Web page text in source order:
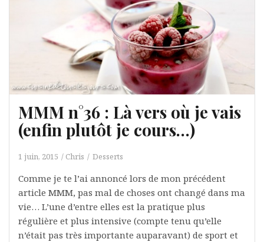
MMM n°36 : Là vers où je vais
(enfin plutôt je cours…)
1 juin, 2015 Chris Desserts
Comme je te l’ai annoncé lors de mon précédent
article MMM, pas mal de choses ont changé dans ma
vie… L’une d’entre elles est la pratique plus
régulière et plus intensive (compte tenu qu’elle
n’était pas très importante auparavant) de sport et